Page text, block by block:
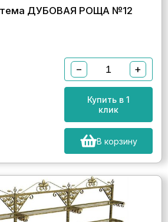
ДУБОВАЯ РОЩА №12
− +
Купить в 1
клик
В корзину